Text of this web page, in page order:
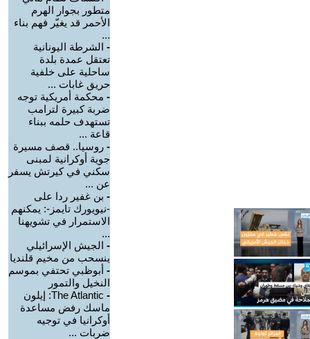
متطور بجوار الهرم
الأحمر قد يغيّر فهم بناء
...
- الشرطة اليونانية
تعتقل عمدة بلدة
ساحلية على خلفية
حريق غابات ...
- محكمة أمريكية توجه
ضربة كبيرة لترامب
تستهدف حلمه ببناء
قاعة ...
- روسيا.. قصف مسيرة
جوية أوكرانية لمبنى
سكني في كيرتش يسفر
عن ...
- بن غفير ردا على
-نيويورك تايمز-: يمكنهم
الاستمرار في تشويهنا
...
- الجيش الإسرائيلي
ينسحب من مخيم قلنديا
- أبوظبي تحتفي بموسم
النخيل والتمور
-
The Atlantic: إيلون
ماسك رفض مساعدة
أوكرانيا في توجيه
ضربات ...